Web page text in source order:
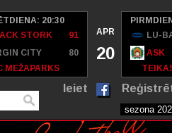
20:30
STORK
91
CITY
80
MEŽAPARKS
APR
20
LU-
ASK
Ieiet